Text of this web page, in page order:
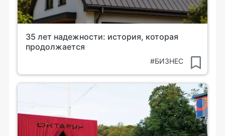
35 лет надежности: история, которая
продолжается
#БИЗНЕС